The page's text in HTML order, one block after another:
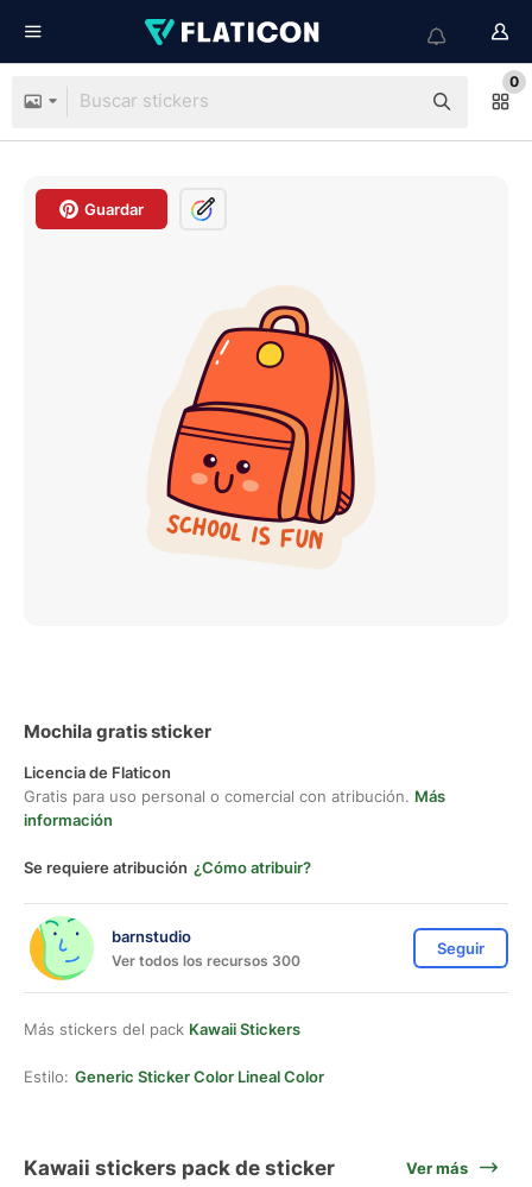
0
Guardar
Mochila gratis sticker
Licencia de Flaticon
Gratis para uso personal o comercial con atribución. Más
información
Se requiere atribución ¿Cómo atribuir?
barnstudio
Ver todos los recursos 300
Seguir
Más stickers del pack Kawaii Stickers
Estilo: Generic Sticker Color Lineal Color
Kawaii stickers pack de sticker Ver más